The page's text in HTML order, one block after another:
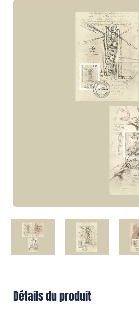
Détails du produit